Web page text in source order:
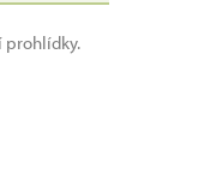
prohlídky.